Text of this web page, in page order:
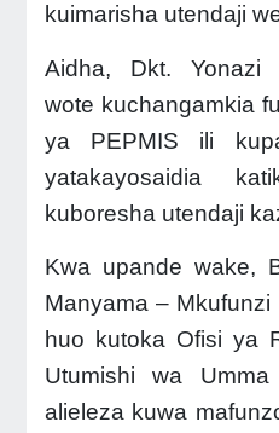
kuimarisha utendaji
Aidha, Dkt. Yonazi
wote kuchangamkia
ya PEPMIS ili
yatakayosaidia
kuboresha utendaji
Kwa upande wake,
Manyama –
huo kutoka Ofisi ya
Utumishi wa
alieleza kuwa